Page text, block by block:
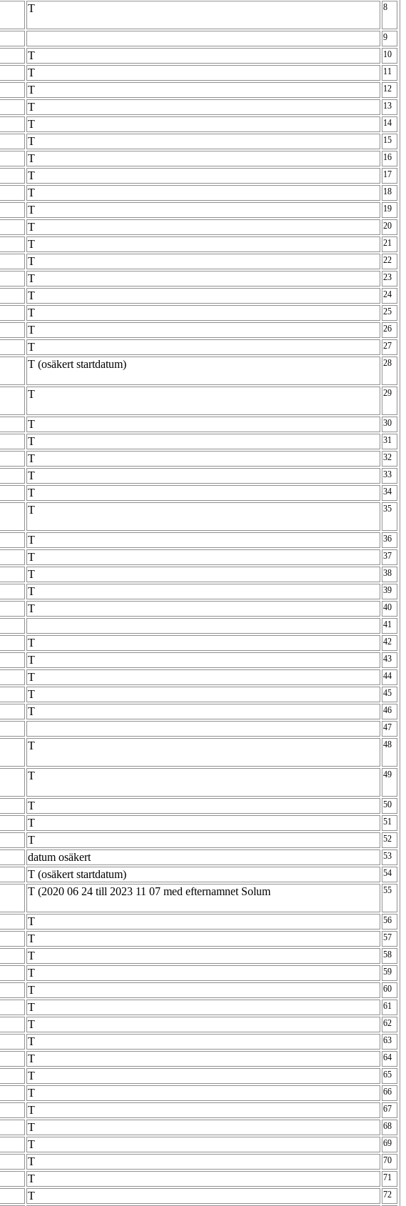
T 8
9
T 10
T 11
T 12
T 13
T 14
T 15
T 16
T 17
T 18
T 19
T 20
T 21
T 22
T 23
T 24
T 25
T 26
T 27
T (osäkert startdatum) 28
T 29
T 30
T 31
T 32
T 33
T 34
T 35
T 36
T 37
T 38
T 39
T 40
41
T 42
T 43
T 44
T 45
T 46
47
T 48
T 49
T 50
T 51
T 52
datum osäkert 53
T (osäkert startdatum) 54
T (2020 06 24 till 2023 11 07 med efternamnet Solum 55
T 56
T 57
T 58
T 59
T 60
T 61
T 62
T 63
T 64
T 65
T 66
T 67
T 68
T 69
T 70
T 71
T 72